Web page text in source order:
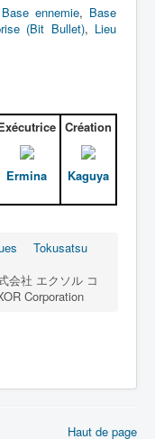
)
Base ennemie, Base
(Bit Bullet), Lieu
Ermina
Création
Kaguya
Tokusatsu
会社 エクソル コ
Corporation
Haut de page